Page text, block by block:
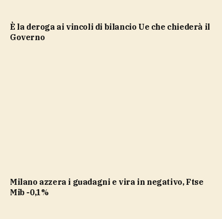
è la deroga ai vincoli di bilancio Ue che chiederà il
Governo
Milano azzera i guadagni e vira in negativo, Ftse
Mib -0,1%